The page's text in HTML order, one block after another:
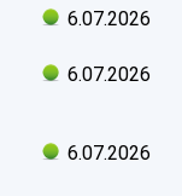
6.07.2026
6.07.2026
6.07.2026